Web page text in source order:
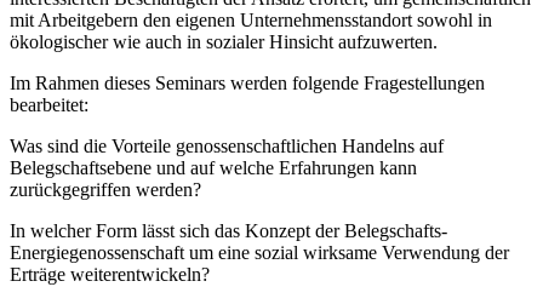
mit Arbeitgebern den eigenen Unternehmensstandort sowohl in
ökologischer wie auch in sozialer Hinsicht aufzuwerten.
Im Rahmen dieses Seminars werden folgende Fragestellungen
bearbeitet:
Was sind die Vorteile genossenschaftlichen Handelns auf
Belegschaftsebene und auf welche Erfahrungen kann
zurückgegriffen werden?
In welcher Form lässt sich das Konzept der Belegschafts-
Energiegenossenschaft um eine sozial wirksame Verwendung der
Erträge weiterentwickeln?